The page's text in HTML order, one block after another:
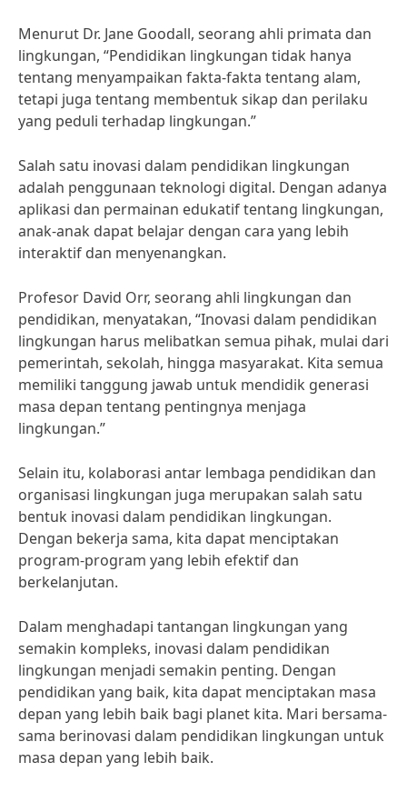
Menurut Dr. Jane Goodall, seorang ahli primata dan
lingkungan, “Pendidikan lingkungan tidak hanya
tentang menyampaikan fakta-fakta tentang alam,
tetapi juga tentang membentuk sikap dan perilaku
yang peduli terhadap lingkungan.”
Salah satu inovasi dalam pendidikan lingkungan
adalah penggunaan teknologi digital. Dengan adanya
aplikasi dan permainan edukatif tentang lingkungan,
anak-anak dapat belajar dengan cara yang lebih
interaktif dan menyenangkan.
Profesor David Orr, seorang ahli lingkungan dan
pendidikan, menyatakan, “Inovasi dalam pendidikan
lingkungan harus melibatkan semua pihak, mulai dari
pemerintah, sekolah, hingga masyarakat. Kita semua
memiliki tanggung jawab untuk mendidik generasi
masa depan tentang pentingnya menjaga
lingkungan.”
Selain itu, kolaborasi antar lembaga pendidikan dan
organisasi lingkungan juga merupakan salah satu
bentuk inovasi dalam pendidikan lingkungan.
Dengan bekerja sama, kita dapat menciptakan
program-program yang lebih efektif dan
berkelanjutan.
Dalam menghadapi tantangan lingkungan yang
semakin kompleks, inovasi dalam pendidikan
lingkungan menjadi semakin penting. Dengan
pendidikan yang baik, kita dapat menciptakan masa
depan yang lebih baik bagi planet kita. Mari bersama-
sama berinovasi dalam pendidikan lingkungan untuk
masa depan yang lebih baik.